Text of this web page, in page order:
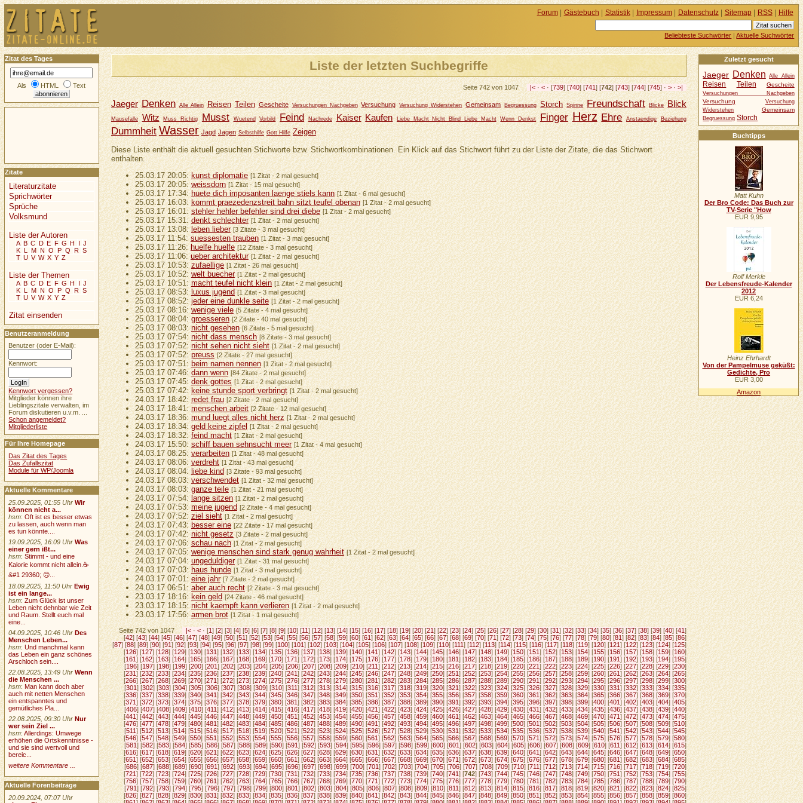
Liste der letzten Suchbegriffe
Seite 742 von 1047 |< ·< · [739] [740] [741] [742] [743] [744] [745] ·> ·>|
Jaeger Denken Alle Allein Reisen Teilen Gescheite Versuchungen Nachgeben Versuchung Versuchung Widerstehen Gemeinsam Begruessung Storch Spinne Freundschaft Blicke Blick
Mausefalle Witz Muss Richtig Musst Wuetend Vorbild Feind Nachrede Kaiser Kaufen Liebe Macht Nicht Blind Liebe Macht Wenn Denkst Finger Herz Ehre Anstaendige Beziehung
Dummheit Wasser Jagd Jagen Selbsthilfe Gott Hilfe Zeigen
Diese Liste enthält die aktuell gesuchten Stichworte bzw. Stichwortkombinationen. Ein Klick auf das Stichwort führt zu der Liste der Zitate, die das Stichwort
enthalten.
25.03.17 20:05:kunst diplomatie [1 Zitat - 2 mal gesucht]
25.03.17 20:05:weissdorn [1 Zitat - 15 mal gesucht]
25.03.17 17:34:huete dich imposanten laenge stiels kann [1 Zitat - 6 mal gesucht]
25.03.17 16:03:kommt praezedenzstreit bahn sitzt teufel obenan [1 Zitat - 2 mal gesucht]
25.03.17 16:01:stehler hehler befehler sind drei diebe [1 Zitat - 2 mal gesucht]
25.03.17 15:31:denkt schlechter [1 Zitat - 2 mal gesucht]
25.03.17 13:08:leben lieber [3 Zitate - 3 mal gesucht]
25.03.17 11:54:suessesten trauben [1 Zitat - 3 mal gesucht]
25.03.17 11:26:huelfe huelfe [12 Zitate - 3 mal gesucht]
25.03.17 11:06:ueber architektur [1 Zitat - 2 mal gesucht]
25.03.17 10:53:zufaellige [1 Zitat - 26 mal gesucht]
25.03.17 10:52:welt buecher [1 Zitat - 2 mal gesucht]
25.03.17 10:51:macht teufel nicht klein [1 Zitat - 2 mal gesucht]
25.03.17 08:53:luxus jugend [1 Zitat - 3 mal gesucht]
25.03.17 08:52:jeder eine dunkle seite [1 Zitat - 2 mal gesucht]
25.03.17 08:16:wenige viele [5 Zitate - 4 mal gesucht]
25.03.17 08:04:groesseren [2 Zitate - 40 mal gesucht]
25.03.17 08:03:nicht gesehen [6 Zitate - 5 mal gesucht]
25.03.17 07:54:nicht dass mensch [8 Zitate - 3 mal gesucht]
25.03.17 07:52:nicht sehen nicht sieht [1 Zitat - 2 mal gesucht]
25.03.17 07:52:preuss [2 Zitate - 27 mal gesucht]
25.03.17 07:51:beim namen nennen [1 Zitat - 2 mal gesucht]
25.03.17 07:46:dann wenn [84 Zitate - 2 mal gesucht]
25.03.17 07:45:denk gottes [1 Zitat - 2 mal gesucht]
25.03.17 07:42:keine stunde sport verbringt [1 Zitat - 2 mal gesucht]
24.03.17 18:42:redet frau [2 Zitate - 2 mal gesucht]
24.03.17 18:41:menschen arbeit [2 Zitate - 12 mal gesucht]
24.03.17 18:36:mund luegt alles nicht herz [1 Zitat - 2 mal gesucht]
24.03.17 18:34:geld keine zipfel [1 Zitat - 2 mal gesucht]
24.03.17 18:32:feind macht [1 Zitat - 2 mal gesucht]
24.03.17 15:50:schiff bauen sehnsucht meer [1 Zitat - 4 mal gesucht]
24.03.17 08:25:verarbeiten [1 Zitat - 48 mal gesucht]
24.03.17 08:06:verdreht [1 Zitat - 43 mal gesucht]
24.03.17 08:04:liebe kind [3 Zitate - 93 mal gesucht]
24.03.17 08:03:verschwendet [1 Zitat - 32 mal gesucht]
24.03.17 08:03:ganze teile [1 Zitat - 21 mal gesucht]
24.03.17 07:54:lange sitzen [1 Zitat - 2 mal gesucht]
24.03.17 07:53:meine jugend [2 Zitate - 4 mal gesucht]
24.03.17 07:52:ziel sieht [1 Zitat - 2 mal gesucht]
24.03.17 07:43:besser eine [22 Zitate - 17 mal gesucht]
24.03.17 07:42:nicht gesetz [3 Zitate - 2 mal gesucht]
24.03.17 07:06:schau nach [1 Zitat - 2 mal gesucht]
24.03.17 07:05:wenige menschen sind stark genug wahrheit [1 Zitat - 2 mal gesucht]
24.03.17 07:04:ungeduldiger [1 Zitat - 31 mal gesucht]
24.03.17 07:03:haus hunde [1 Zitat - 3 mal gesucht]
24.03.17 07:01:eine jahr [7 Zitate - 2 mal gesucht]
24.03.17 06:51:aber auch recht [2 Zitate - 3 mal gesucht]
23.03.17 18:16:kein geld [24 Zitate - 46 mal gesucht]
23.03.17 18:15:nicht kaempft kann verlieren [1 Zitat - 2 mal gesucht]
23.03.17 17:56:armen brot [1 Zitat - 1 mal gesucht]
Seite 742 von 1047 |<· <· [1] [2] [3] [4] [5] [6] [7] [8] [9] [10] [11] [12] [13] [14] [15] [16] [17] [18] [19] [20] [21] [22] [23] [24] [25] [26] [27] [28] [29] [30] [31] [32] [33] [34] [35] [36] [37] [38] [39] [40] [41]
[42] [43] [44] [45] [46] [47] [48] [49] [50] [51] [52] [53] [54] [55] [56] [57] [58] [59] [60] [61] [62] [63] [64] [65] [66] [67] [68] [69] [70] [71] [72] [73] [74] [75] [76] [77] [78] [79] [80] [81] [82] [83] [84] [85] [86]
[87] [88] [89] [90] [91] [92] [93] [94] [95] [96] [97] [98] [99] [100] [101] [102] [103] [104] [105] [106] [107] [108] [109] [110] [111] [112] [113] [114] [115] [116] [117] [118] [119] [120] [121] [122] [123] [124] [125]
[126] [127] [128] [129] [130] [131] [132] [133] [134] [135] [136] [137] [138] [139] [140] [141] [142] [143] [144] [145] [146] [147] [148] [149] [150] [151] [152] [153] [154] [155] [156] [157] [158] [159] [160]
[161] [162] [163] [164] [165] [166] [167] [168] [169] [170] [171] [172] [173] [174] [175] [176] [177] [178] [179] [180] [181] [182] [183] [184] [185] [186] [187] [188] [189] [190] [191] [192] [193] [194] [195]
[196] [197] [198] [199] [200] [201] [202] [203] [204] [205] [206] [207] [208] [209] [210] [211] [212] [213] [214] [215] [216] [217] [218] [219] [220] [221] [222] [223] [224] [225] [226] [227] [228] [229] [230]
[231] [232] [233] [234] [235] [236] [237] [238] [239] [240] [241] [242] [243] [244] [245] [246] [247] [248] [249] [250] [251] [252] [253] [254] [255] [256] [257] [258] [259] [260] [261] [262] [263] [264] [265]
[266] [267] [268] [269] [270] [271] [272] [273] [274] [275] [276] [277] [278] [279] [280] [281] [282] [283] [284] [285] [286] [287] [288] [289] [290] [291] [292] [293] [294] [295] [296] [297] [298] [299] [300]
[301] [302] [303] [304] [305] [306] [307] [308] [309] [310] [311] [312] [313] [314] [315] [316] [317] [318] [319] [320] [321] [322] [323] [324] [325] [326] [327] [328] [329] [330] [331] [332] [333] [334] [335]
[336] [337] [338] [339] [340] [341] [342] [343] [344] [345] [346] [347] [348] [349] [350] [351] [352] [353] [354] [355] [356] [357] [358] [359] [360] [361] [362] [363] [364] [365] [366] [367] [368] [369] [370]
[371] [372] [373] [374] [375] [376] [377] [378] [379] [380] [381] [382] [383] [384] [385] [386] [387] [388] [389] [390] [391] [392] [393] [394] [395] [396] [397] [398] [399] [400] [401] [402] [403] [404] [405]
[406] [407] [408] [409] [410] [411] [412] [413] [414] [415] [416] [417] [418] [419] [420] [421] [422] [423] [424] [425] [426] [427] [428] [429] [430] [431] [432] [433] [434] [435] [436] [437] [438] [439] [440]
[441] [442] [443] [444] [445] [446] [447] [448] [449] [450] [451] [452] [453] [454] [455] [456] [457] [458] [459] [460] [461] [462] [463] [464] [465] [466] [467] [468] [469] [470] [471] [472] [473] [474] [475]
[476] [477] [478] [479] [480] [481] [482] [483] [484] [485] [486] [487] [488] [489] [490] [491] [492] [493] [494] [495] [496] [497] [498] [499] [500] [501] [502] [503] [504] [505] [506] [507] [508] [509] [510]
[511] [512] [513] [514] [515] [516] [517] [518] [519] [520] [521] [522] [523] [524] [525] [526] [527] [528] [529] [530] [531] [532] [533] [534] [535] [536] [537] [538] [539] [540] [541] [542] [543] [544] [545]
[546] [547] [548] [549] [550] [551] [552] [553] [554] [555] [556] [557] [558] [559] [560] [561] [562] [563] [564] [565] [566] [567] [568] [569] [570] [571] [572] [573] [574] [575] [576] [577] [578] [579] [580]
[581] [582] [583] [584] [585] [586] [587] [588] [589] [590] [591] [592] [593] [594] [595] [596] [597] [598] [599] [600] [601] [602] [603] [604] [605] [606] [607] [608] [609] [610] [611] [612] [613] [614] [615]
[616] [617] [618] [619] [620] [621] [622] [623] [624] [625] [626] [627] [628] [629] [630] [631] [632] [633] [634] [635] [636] [637] [638] [639] [640] [641] [642] [643] [644] [645] [646] [647] [648] [649] [650]
[651] [652] [653] [654] [655] [656] [657] [658] [659] [660] [661] [662] [663] [664] [665] [666] [667] [668] [669] [670] [671] [672] [673] [674] [675] [676] [677] [678] [679] [680] [681] [682] [683] [684] [685]
[686] [687] [688] [689] [690] [691] [692] [693] [694] [695] [696] [697] [698] [699] [700] [701] [702] [703] [704] [705] [706] [707] [708] [709] [710] [711] [712] [713] [714] [715] [716] [717] [718] [719] [720]
[721] [722] [723] [724] [725] [726] [727] [728] [729] [730] [731] [732] [733] [734] [735] [736] [737] [738] [739] [740] [741] [742] [743] [744] [745] [746] [747] [748] [749] [750] [751] [752] [753] [754] [755]
[756] [757] [758] [759] [760] [761] [762] [763] [764] [765] [766] [767] [768] [769] [770] [771] [772] [773] [774] [775] [776] [777] [778] [779] [780] [781] [782] [783] [784] [785] [786] [787] [788] [789] [790]
[791] [792] [793] [794] [795] [796] [797] [798] [799] [800] [801] [802] [803] [804] [805] [806] [807] [808] [809] [810] [811] [812] [813] [814] [815] [816] [817] [818] [819] [820] [821] [822] [823] [824] [825]
[826] [827] [828] [829] [830] [831] [832] [833] [834] [835] [836] [837] [838] [839] [840] [841] [842] [843] [844] [845] [846] [847] [848] [849] [850] [851] [852] [853] [854] [855] [856] [857] [858] [859] [860]
Zuletzt gesucht
Jaeger Denken Alle Allein
Reisen Teilen Gescheite
Versuchungen Nachgeben
Versuchung
Versuchung
Widerstehen
Gemeinsam
Begruessung Storch
Buchtipps
Matt Kuhn
Der Bro Code: Das Buch zur
TV-Serie "How
EUR 9,95
Rolf Merkle
Der Lebensfreude-Kalender
2012
EUR 6,24
Heinz Ehrhardt
Von der Pampelmuse geküßt:
Gedichte, Pro
EUR 3,00
Amazon
Zitat des Tages
Als HTML Text
Zitate
Literaturzitate
Sprichwörter
Sprüche
Volksmund
Liste der Autoren
A B C D E F G H I J
K L M N O P Q R S
T U V W X Y Z
Liste der Themen
A B C D E F G H I J
K L M N O P Q R S
T U V W X Y Z
Zitat einsenden
Benutzeranmeldung
Benutzer (oder E-Mail):
Kennwort:
Kennwort vergessen?
Mitglieder können ihre
Lieblingszitate verwalten, im
Forum diskutieren u.v.m. ...
Schon angemeldet?
Mitgliederliste
Für Ihre Homepage
Das Zitat des Tages
Das Zufallszitat
Module für WP/Joomla
Aktuelle Kommentare
25.09.2025, 01:55 Uhr Wir
können nicht a...
hsm:Oft ist es besser etwas
zu lassen, auch wenn man
es tun könnte....
19.09.2025, 16:09 Uhr Was
einer gern ißt...
hsm:Stimmt - und eine
Kalorie kommt nicht allein.☕
&#1 29360; 🙃...
18.09.2025, 11:50 Uhr Ewig
ist ein lange...
hsm:Zum Glück ist unser
Leben nicht dehnbar wie Zeit
und Raum. Stellt euch mal
eine...
04.09.2025, 10:46 Uhr Des
Menschen Leben...
hsm:Und manchmal kann
das Leben ein ganz schönes
Arschloch sein....
22.08.2025, 13:49 Uhr Wenn
die Menschen ...
hsm:Man kann doch aber
auch mit netten Menschen
ein entspanntes und
gemütliches Pla...
22.08.2025, 09:30 Uhr Nur
wer sein Ziel ...
hsm:Allerdings: Umwege
erhöhen die Ortskenntnisse -
und sie sind wertvoll und
bereic...
weitere Kommentare ...
Aktuelle Forenbeiträge
20.09.2024, 07:07 Uhr
Forum| Gästebuch | Statistik| Impressum| Datenschutz| Sitemap| RSS| Hilfe
Beliebteste Suchwörter |Aktuelle Suchwörter